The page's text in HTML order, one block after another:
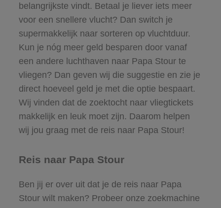
belangrijkste vindt. Betaal je liever iets meer
voor een snellere vlucht? Dan switch je
supermakkelijk naar sorteren op vluchtduur.
Kun je nóg meer geld besparen door vanaf
een andere luchthaven naar Papa Stour te
vliegen? Dan geven wij die suggestie en zie je
direct hoeveel geld je met die optie bespaart.
Wij vinden dat de zoektocht naar vliegtickets
makkelijk en leuk moet zijn. Daarom helpen
wij jou graag met de reis naar Papa Stour!
Reis naar Papa Stour
Ben jij er over uit dat je de reis naar Papa
Stour wilt maken? Probeer onze zoekmachine